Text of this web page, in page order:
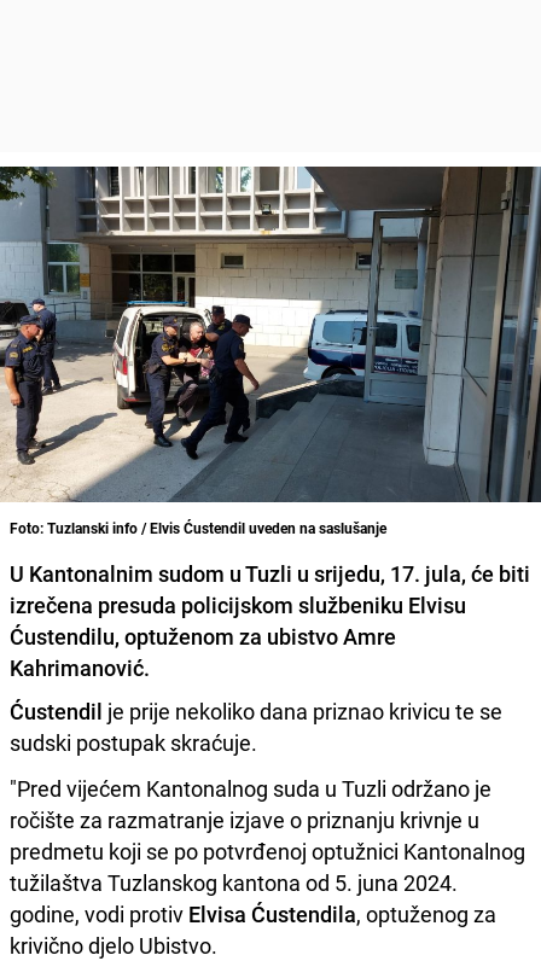
Foto: Tuzlanski info / Elvis Ćustendil uveden na saslušanje
U Kantonalnim sudom u Tuzli u srijedu, 17. jula, će biti
izrečena presuda policijskom službeniku Elvisu
Ćustendilu, optuženom za ubistvo Amre
Kahrimanović.
Ćustendil je prije nekoliko dana priznao krivicu te se
sudski postupak skraćuje.
"Pred vijećem Kantonalnog suda u Tuzli održano je
ročište za razmatranje izjave o priznanju krivnje u
predmetu koji se po potvrđenoj optužnici Kantonalnog
tužilaštva Tuzlanskog kantona od 5. juna 2024.
godine, vodi protiv Elvisa Ćustendila, optuženog za
krivično djelo Ubistvo.